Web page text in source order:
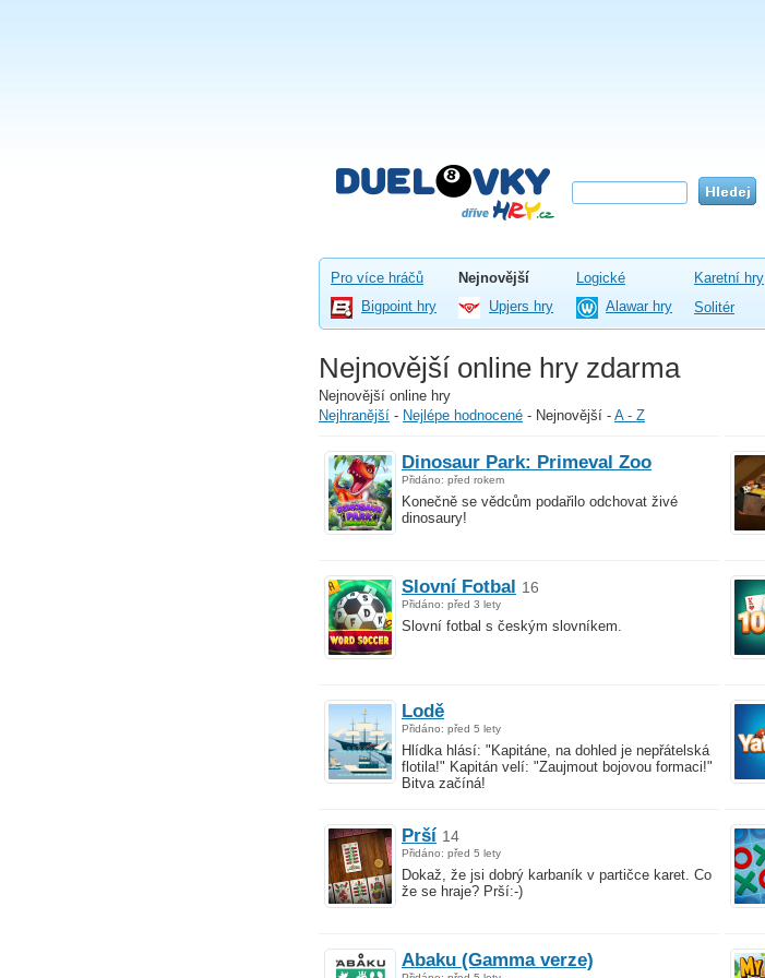
Pro více hráčů Nejnovější Logické Karetní hry
Bigpoint hry
Upjers hry Alawar hry Solitér
Nejnovější online hry zdarma
Nejnovější online hry
Nejhranější - Nejlépe hodnocené - Nejnovější - A - Z
Dinosaur Park: Primeval Zoo
Přidáno: před rokem
Konečně se vědcům podařilo odchovat živé
dinosaury!
Slovní Fotbal 16
Přidáno: před 3 lety
Slovní fotbal s českým slovníkem.
Lodě
Přidáno: před 5 lety
Hlídka hlásí: "Kapitáne, na dohled je nepřátelská
flotila!" Kapitán velí: "Zaujmout bojovou formaci!"
Bitva začíná!
Prší 14
Přidáno: před 5 lety
Dokaž, že jsi dobrý karbaník v partičce karet. Co
že se hraje? Prší:-)
Abaku (Gamma verze)